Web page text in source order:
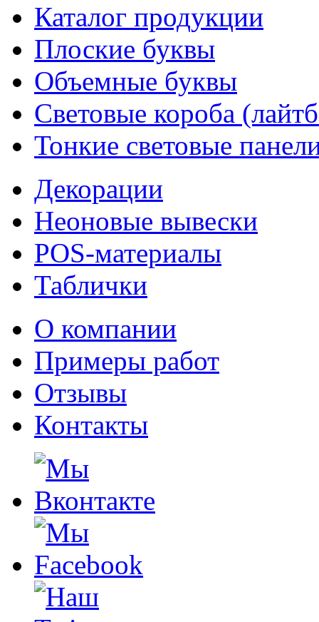
Каталог продукции
Плоские буквы
Объемные буквы
Световые короба
Тонкие световые
Декорации
Неоновые вывески
POS-материалы
Таблички
О компании
Примеры работ
Отзывы
Контакты